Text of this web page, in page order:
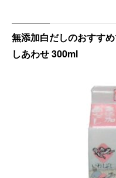
無添加白だしのおすす
しあわせ 300ml